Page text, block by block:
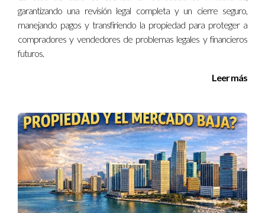
Hector Farfan es un experto reconocido en el proceso
de visas EB-5 y está disponible para ayudarte con
cualquier consulta relacionada con este tema. No dudes
en comunicarte si necesitas más información o asesoría
garantizando una revisión legal completa y un cierre seguro,
manejando pagos y transfiriendo la propiedad para proteger a
compradores y vendedores de problemas legales y financieros
futuros.
Leer más